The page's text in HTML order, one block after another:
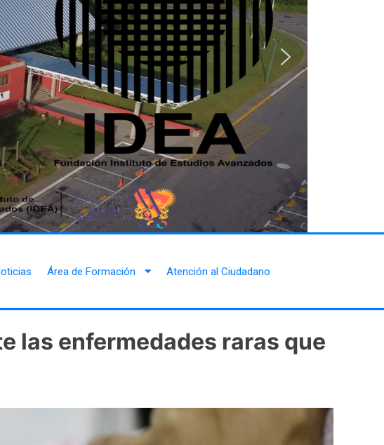
Área de Formación Atención al Ciudadano
las enfermedades raras que